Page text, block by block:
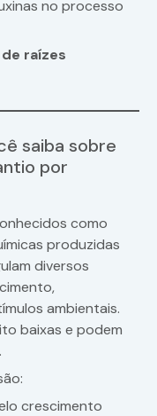
no processo
raízes
saiba sobre
por
como
produzidas
diversos
ambientais.
baixas e podem
crescimento